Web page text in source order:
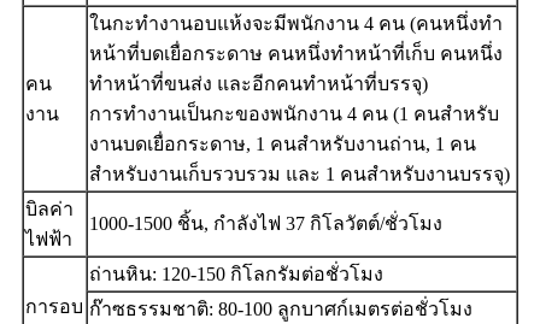
คน
งาน
ในกะทำงานอบแห้งจะมีพนักงาน 4 คน (คนหนึ่งทำ
หน้าที่บดเยื่อกระดาษ คนหนึ่งทำหน้าที่เก็บ คนหนึ่ง
ทำหน้าที่ขนส่ง และอีกคนทำหน้าที่บรรจุ)
การทำงานเป็นกะของพนักงาน 4 คน (1 คนสำหรับ
งานบดเยื่อกระดาษ, 1 คนสำหรับงานถ่าน, 1 คน
สำหรับงานเก็บรวบรวม และ 1 คนสำหรับงานบรรจุ)
บิลค่า
ไฟฟ้า
1000-1500 ชิ้น, กำลังไฟ 37 กิโลวัตต์/ชั่วโมง
การอบ
ถ่านหิน: 120-150 กิโลกรัมต่อชั่วโมง
ก๊าซธรรมชาติ: 80-100 ลูกบาศก์เมตรต่อชั่วโมง